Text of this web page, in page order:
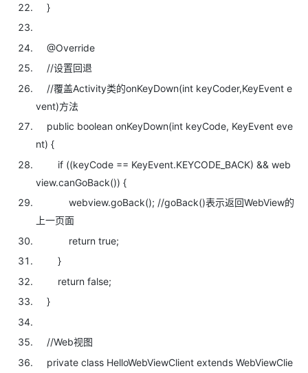
}
@Override
//设置回退
//覆盖Activity类的onKeyDown(int keyCoder,KeyEvent e
vent)方法
public boolean onKeyDown(int keyCode, KeyEvent eve
nt) {
if ((keyCode == KeyEvent.KEYCODE_BACK) && web
view.canGoBack()) {
webview.goBack(); //goBack()表示返回WebView的
上一页面
return true;
}
return false;
}
//Web视图
private class HelloWebViewClient extends WebViewClie